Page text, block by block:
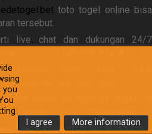
you
I agree More information
toto togel online bisa
tersebut.
live chat dan dukungan 24/7
data togel, Anda
beli prediksi paito lagi.
berbagai manfaat eksklusif
CasinoSabatotoTerpercaya.
resmi Hiburan jadi lebihTogel158